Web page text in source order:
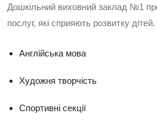
Дошкільний виховний заклад №1
послуг, які сприяють розвитку
Англійська мова
Художня творчість
Спортивні секції